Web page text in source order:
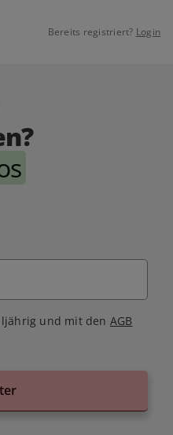
Bereits registriert? Login
und mit den AGB